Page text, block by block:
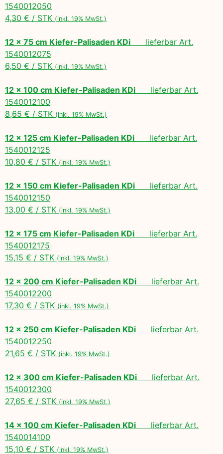
1540012050
4,30 € / STK (inkl. 19% MwSt.)
12 x 75 cm Kiefer-Palisaden KDi lieferbar Art.
1540012075
6,50 € / STK (inkl. 19% MwSt.)
12 x 100 cm Kiefer-Palisaden KDi lieferbar Art.
1540012100
8,65 € / STK (inkl. 19% MwSt.)
12 x 125 cm Kiefer-Palisaden KDi lieferbar Art.
1540012125
10,80 € / STK (inkl. 19% MwSt.)
12 x 150 cm Kiefer-Palisaden KDi lieferbar Art.
1540012150
13,00 € / STK (inkl. 19% MwSt.)
12 x 175 cm Kiefer-Palisaden KDi lieferbar Art.
1540012175
15,15 € / STK (inkl. 19% MwSt.)
12 x 200 cm Kiefer-Palisaden KDi lieferbar Art.
1540012200
17,30 € / STK (inkl. 19% MwSt.)
12 x 250 cm Kiefer-Palisaden KDi lieferbar Art.
1540012250
21,65 € / STK (inkl. 19% MwSt.)
12 x 300 cm Kiefer-Palisaden KDi lieferbar Art.
1540012300
27,65 € / STK (inkl. 19% MwSt.)
14 x 100 cm Kiefer-Palisaden KDi lieferbar Art.
1540014100
15,10 € / STK (inkl. 19% MwSt.)